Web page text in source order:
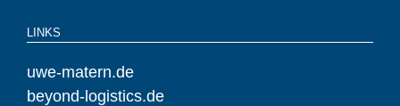
LINKS
uwe-matern.de
beyond-logistics.de